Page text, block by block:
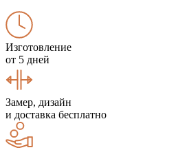
Изготовление
от 5 дней
Замер, дизайн
и доставка бесплатно